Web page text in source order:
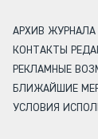
АРХИВ ЖУРНАЛА
КОНТАКТЫ
РЕКЛАМНЫЕ
БЛИЖАЙШИЕ
УСЛОВИЯ